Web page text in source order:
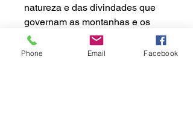
natureza e das divindades que
governam as montanhas e os
recursos que elas contêm.
Phone Email Facebook